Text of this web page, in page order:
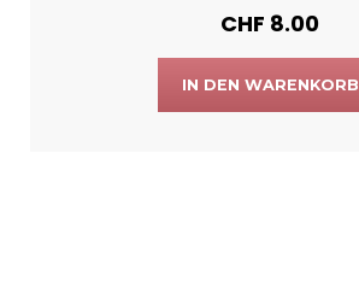
CHF 8.00
IN DEN WARENKORB